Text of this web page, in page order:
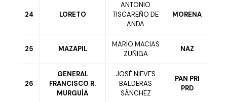
24 LORETO
ANTONIO
TISCAREÑO DE
ANDA
MORENA
25 MAZAPIL
MARIO MACIAS
ZUÑIGA
NAZ
26
GENERAL
FRANCISCO R.
MURGUÍA
JOSÉ NIEVES
BALDERAS
SÁNCHEZ
PAN PRI
PRD